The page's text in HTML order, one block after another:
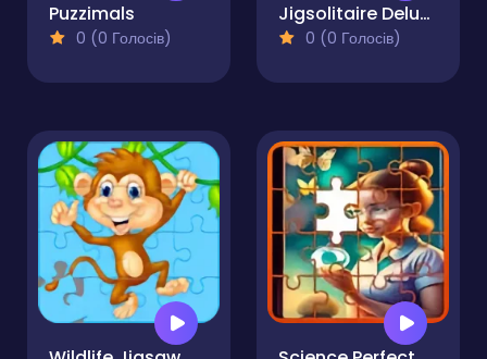
Puzzimals
0 (0 Голосів)
Jigsolitaire Deluxe
0 (0 Голосів)